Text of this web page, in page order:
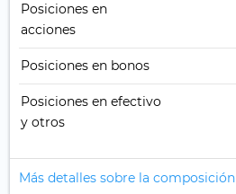
Posiciones en
acciones
Posiciones en bonos
Posiciones en efectivo
y otros
Más detalles sobre la composición